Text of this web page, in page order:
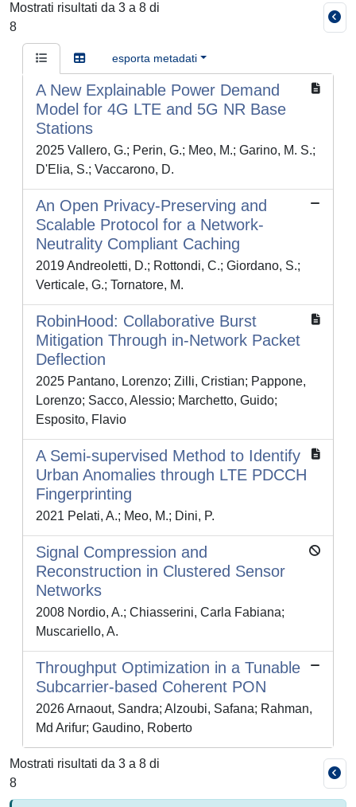
Mostrati risultati da 3 a 8 di
8
esporta metadati
A New Explainable Power Demand
Model for 4G LTE and 5G NR Base
Stations
2025 Vallero, G.; Perin, G.; Meo, M.; Garino, M. S.;
D'Elia, S.; Vaccarono, D.
An Open Privacy-Preserving and
Scalable Protocol for a Network-
Neutrality Compliant Caching
2019 Andreoletti, D.; Rottondi, C.; Giordano, S.;
Verticale, G.; Tornatore, M.
RobinHood: Collaborative Burst
Mitigation Through in-Network Packet
Deflection
2025 Pantano, Lorenzo; Zilli, Cristian; Pappone,
Lorenzo; Sacco, Alessio; Marchetto, Guido;
Esposito, Flavio
A Semi-supervised Method to Identify
Urban Anomalies through LTE PDCCH
Fingerprinting
2021 Pelati, A.; Meo, M.; Dini, P.
Signal Compression and
Reconstruction in Clustered Sensor
Networks
2008 Nordio, A.; Chiasserini, Carla Fabiana;
Muscariello, A.
Throughput Optimization in a Tunable
Subcarrier-based Coherent PON
2026 Arnaout, Sandra; Alzoubi, Safana; Rahman,
Md Arifur; Gaudino, Roberto
Mostrati risultati da 3 a 8 di
8